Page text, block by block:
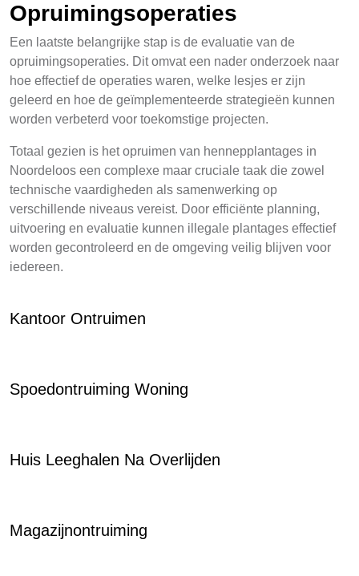
Opruimingsoperaties
Een laatste belangrijke stap is de evaluatie van de
opruimingsoperaties. Dit omvat een nader onderzoek naar
hoe effectief de operaties waren, welke lesjes er zijn
geleerd en hoe de geïmplementeerde strategieën kunnen
worden verbeterd voor toekomstige projecten.
Totaal gezien is het opruimen van hennepplantages in
Noordeloos een complexe maar cruciale taak die zowel
technische vaardigheden als samenwerking op
verschillende niveaus vereist. Door efficiënte planning,
uitvoering en evaluatie kunnen illegale plantages effectief
worden gecontroleerd en de omgeving veilig blijven voor
iedereen.
Kantoor Ontruimen
Spoedontruiming Woning
Huis Leeghalen Na Overlijden
Magazijnontruiming